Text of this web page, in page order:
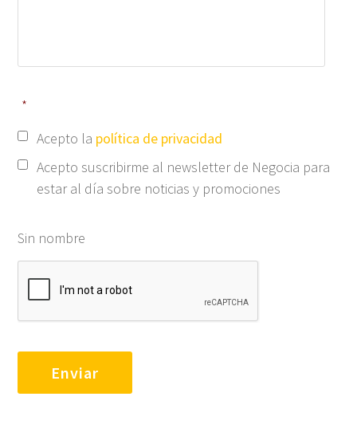
*
Acepto la política de privacidad
Acepto suscribirme al newsletter de Negocia para
estar al día sobre noticias y promociones
Sin nombre